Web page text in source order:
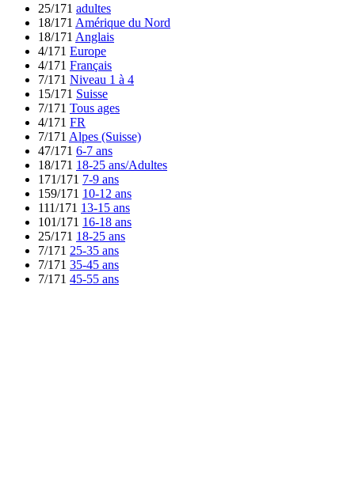
25/171 adultes
18/171 Amérique du Nord
18/171 Anglais
4/171 Europe
4/171 Français
7/171 Niveau 1 à 4
15/171 Suisse
7/171 Tous ages
4/171 FR
7/171 Alpes (Suisse)
47/171 6-7 ans
18/171 18-25 ans/Adultes
171/171 7-9 ans
159/171 10-12 ans
111/171 13-15 ans
101/171 16-18 ans
25/171 18-25 ans
7/171 25-35 ans
7/171 35-45 ans
7/171 45-55 ans